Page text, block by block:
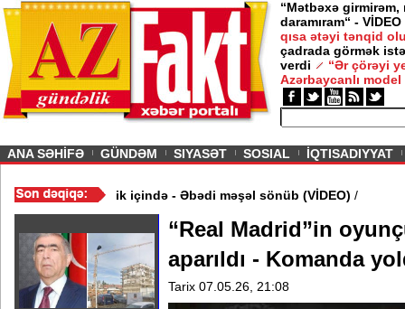
“Mətbəxə girmirəm,
daramıram“ - VİDEO
qısa ətəyi tənqid
çadrada görmək
verdi
“Ər çörəyi
Azərbaycanlı model
ANA SƏHİFƏ GÜNDƏM SIYASƏT SOSIAL İQTISADIYYAT
20 Yanvar abidəsi zibillik içində - Əbədi məşəl sönüb (VİDEO)
“Real Madrid”in
aparıldı - Komanda
Tarix 07.05.26, 21:08